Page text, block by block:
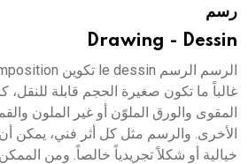
رسم
Drawing - Dessin
غالباً ما تكون صغيرة الحجم قابلة للنقل،
المقوى والورق الملوّن أو غير الملون
الأخرى. والرسم مثل كل أثر فني، يمكن أن
خيالية أو شكلاً تجريدياً خالصاً. ومن